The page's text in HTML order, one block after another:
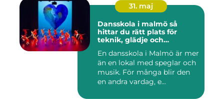
31. maj
Dansskola i malmö så
hittar du rätt plats för
teknik, glädje och
En dansskola i Malmö är mer
än en lokal med speglar och
musik. För många blir den
en andra vardag, e...